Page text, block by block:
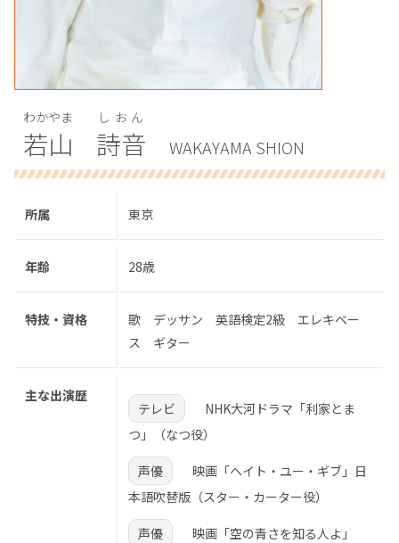
若山
わかやま
詩音
しおん
WAKAYAMA SHION
所属 東京
年齢 28歳
特技・資格
歌 デッサン 英語検定2級 エレキベー
ス ギター
主な出演歴
テレビ
NHK大河ドラマ「利家とま
つ」（なつ役）
声優
映画「ヘイト・ユー・ギブ」日
本語吹替版（スター・カーター役）
声優
映画「空の青さを知る人よ」